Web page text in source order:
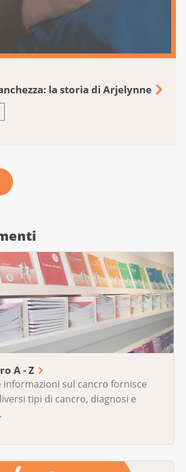
la storia di Arjelynne
A - Z
informazioni sul cancro fornisce
tipi di cancro, diagnosi e